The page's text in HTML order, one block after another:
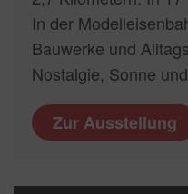
In der
Bauwerke und
Nostalgie, Sonne
Zur Ausstellung